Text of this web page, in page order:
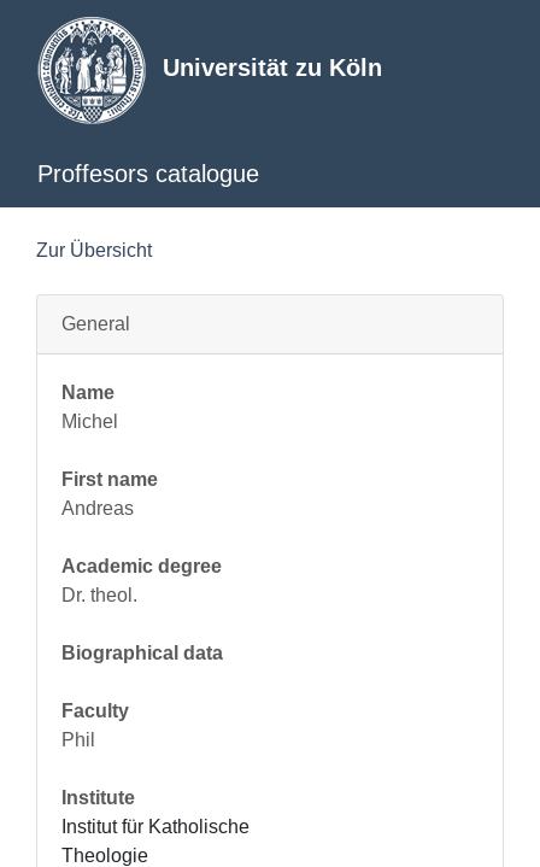
Universität zu Köln
Proffesors catalogue
Zur Übersicht
General
Name
Michel
First name
Andreas
Academic degree
Dr. theol.
Biographical data
Faculty
Phil
Institute
Institut für Katholische
Theologie